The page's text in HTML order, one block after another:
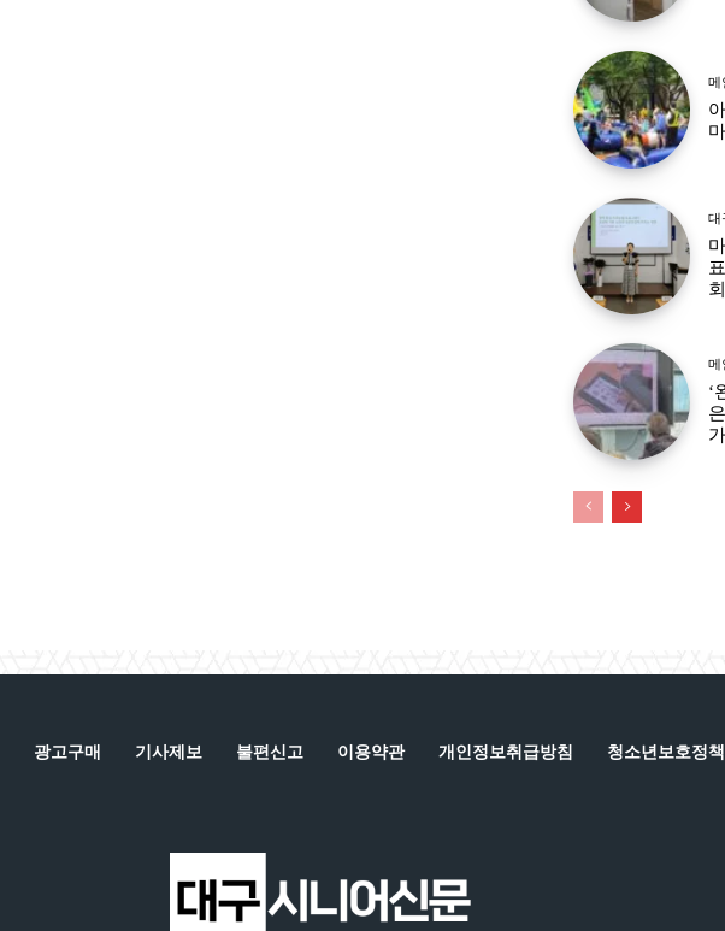
메
대
메
‘
광고구매 기사제보 불편신고 이용약관 개인정보취급방침 청소년보호정책